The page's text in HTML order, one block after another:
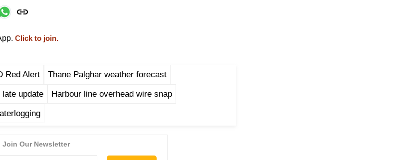
Click to join.
Red Alert Thane Palghar weather forecast
update Harbour line overhead wire snap